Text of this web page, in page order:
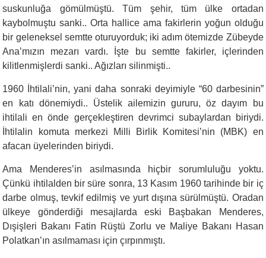
suskunluğa gömülmüştü. Tüm şehir, tüm ülke ortadan
kaybolmuştu sanki.. Orta hallice ama fakirlerin yoğun olduğu
bir geleneksel semtte oturuyorduk; iki adım ötemizde Zübeyde
Ana’mızın mezarı vardı. İşte bu semtte fakirler, içlerinden
kilitlenmişlerdi sanki.. Ağızları silinmişti..
1960 İhtilali’nin, yani daha sonraki deyimiyle “60 darbesinin”
en katı dönemiydi.. Üstelik ailemizin gururu, öz dayım bu
ihtilali en önde gerçekleştiren devrimci subaylardan biriydi.
İhtilalin komuta merkezi Milli Birlik Komitesi’nin (MBK) en
afacan üyelerinden biriydi.
Ama Menderes’in asılmasında hiçbir sorumluluğu yoktu.
Çünkü ihtilalden bir süre sonra, 13 Kasım 1960 tarihinde bir iç
darbe olmuş, tevkif edilmiş ve yurt dışına sürülmüştü. Oradan
ülkeye gönderdiği mesajlarda eski Başbakan Menderes,
Dışişleri Bakanı Fatin Rüştü Zorlu ve Maliye Bakanı Hasan
Polatkan’ın asılmaması için çırpınmıştı.